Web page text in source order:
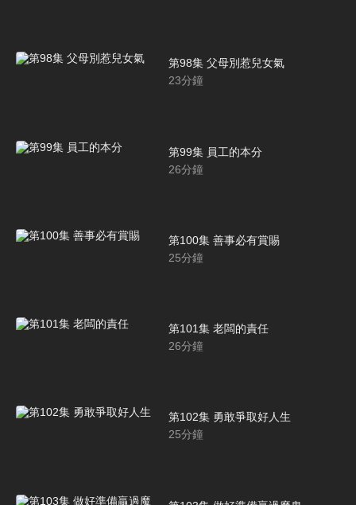
第98集 父母別惹兒女氣
23分鐘
第99集 員工的本分
26分鐘
第100集 善事必有賞賜
25分鐘
第101集 老闆的責任
26分鐘
第102集 勇敢爭取好人生
25分鐘